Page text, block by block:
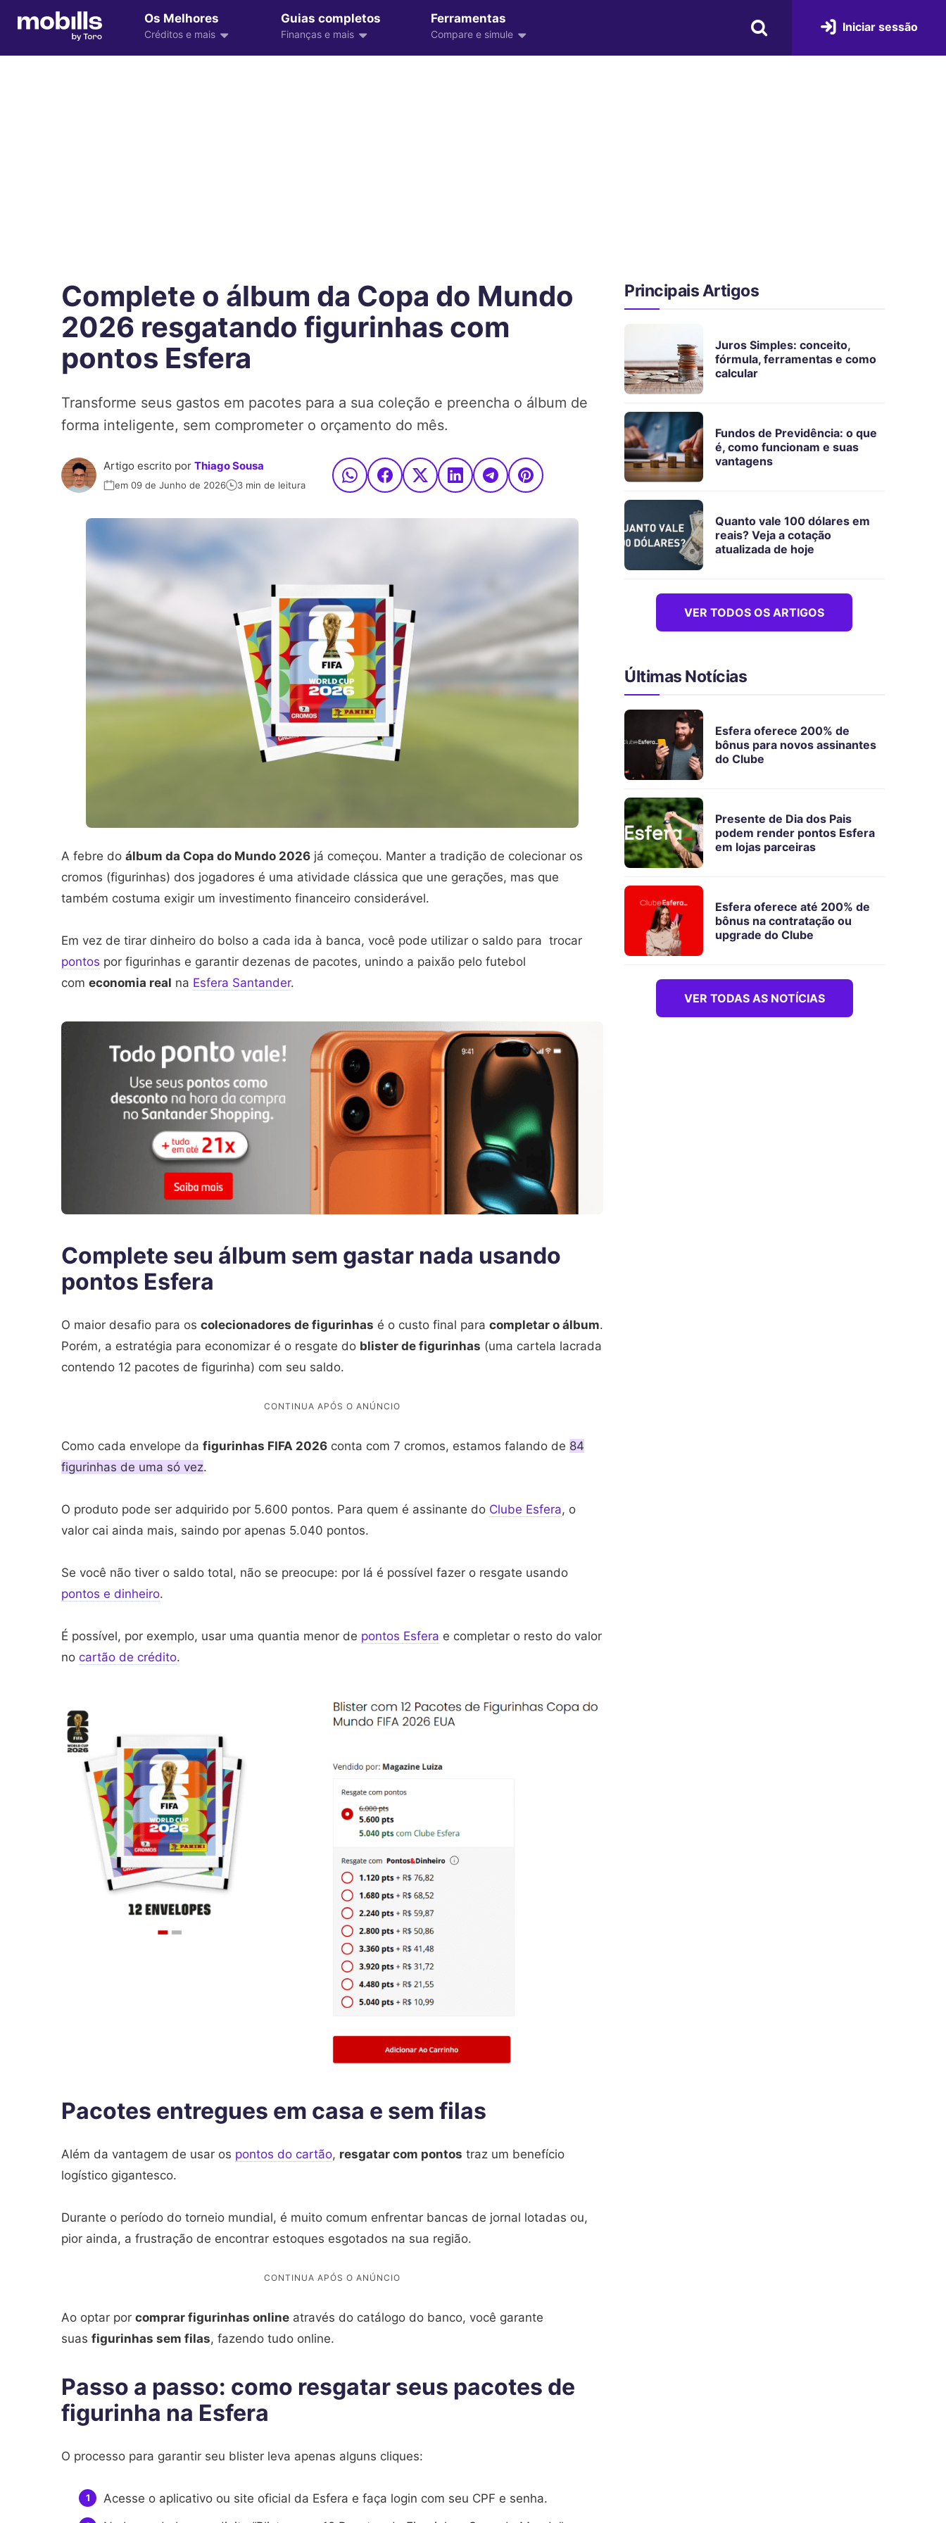
Os Melhores
Créditos e mais
Guias completos
Finanças e mais
Ferramentas
Compare e simule
Iniciar sessão
Complete o álbum da Copa do Mundo
2026 resgatando figurinhas com
pontos Esfera
Transforme seus gastos em pacotes para a sua coleção e preencha o álbum de
forma inteligente, sem comprometer o orçamento do mês.
Artigo escrito por Thiago Sousa
em 09 de Junho de 2026 3 min de leitura
A febre do álbum da Copa do Mundo 2026 já começou. Manter a tradição de colecionar os
cromos (figurinhas) dos jogadores é uma atividade clássica que une gerações, mas que
também costuma exigir um investimento financeiro considerável.
Em vez de tirar dinheiro do bolso a cada ida à banca, você pode utilizar o saldo para trocar
pontos por figurinhas e garantir dezenas de pacotes, unindo a paixão pelo futebol
com economia real na Esfera Santander.
Complete seu álbum sem gastar nada usando
pontos Esfera
O maior desafio para os colecionadores de figurinhas é o custo final para completar o álbum.
Porém, a estratégia para economizar é o resgate do blister de figurinhas (uma cartela lacrada
contendo 12 pacotes de figurinha) com seu saldo.
Como cada envelope da figurinhas FIFA 2026 conta com 7 cromos, estamos falando de 84
figurinhas de uma só vez.
O produto pode ser adquirido por 5.600 pontos. Para quem é assinante do Clube Esfera, o
valor cai ainda mais, saindo por apenas 5.040 pontos.
Se você não tiver o saldo total, não se preocupe: por lá é possível fazer o resgate usando
pontos e dinheiro.
É possível, por exemplo, usar uma quantia menor de pontos Esfera e completar o resto do valor
no cartão de crédito.
Pacotes entregues em casa e sem filas
Além da vantagem de usar os pontos do cartão, resgatar com pontos traz um benefício
logístico gigantesco.
Durante o período do torneio mundial, é muito comum enfrentar bancas de jornal lotadas ou,
pior ainda, a frustração de encontrar estoques esgotados na sua região.
Ao optar por comprar figurinhas online através do catálogo do banco, você garante
suas figurinhas sem filas, fazendo tudo online.
Passo a passo: como resgatar seus pacotes de
figurinha na Esfera
O processo para garantir seu blister leva apenas alguns cliques:
Acesse o aplicativo ou site oficial da Esfera e faça login com seu CPF e senha.
Principais Artigos
Juros Simples: conceito,
fórmula, ferramentas e como
calcular
Fundos de Previdência: o que
é, como funcionam e suas
vantagens
Quanto vale 100 dólares em
reais? Veja a cotação
atualizada de hoje
VER TODOS OS ARTIGOS
Últimas Notícias
Esfera oferece 200% de
bônus para novos assinantes
do Clube
Presente de Dia dos Pais
podem render pontos Esfera
em lojas parceiras
Esfera oferece até 200% de
bônus na contratação ou
upgrade do Clube
VER TODAS AS NOTÍCIAS